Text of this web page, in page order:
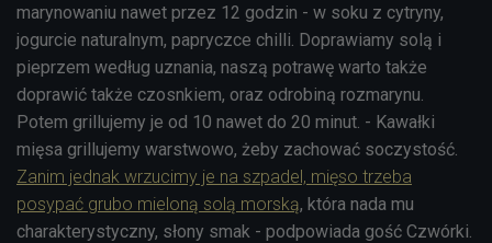
marynowaniu nawet przez 12 godzin - w soku z cytryny,
jogurcie naturalnym, papryczce chilli. Doprawiamy solą i
pieprzem według uznania, naszą potrawę warto także
doprawić także czosnkiem, oraz odrobiną rozmarynu.
Potem grillujemy je od 10 nawet do 20 minut. - Kawałki
mięsa grillujemy warstwowo, żeby zachować soczystość.
Zanim jednak wrzucimy je na szpadel, mięso trzeba
posypać grubo mieloną solą morską, która nada mu
charakterystyczny, słony smak - podpowiada gość Czwórki.